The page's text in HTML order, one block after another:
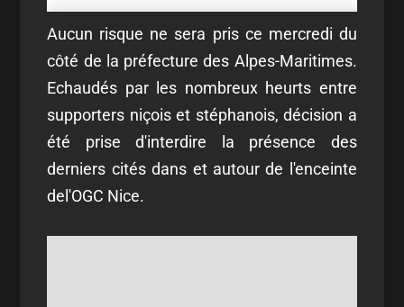
Aucun risque ne sera pris ce mercredi du
côté de la préfecture des Alpes-Maritimes.
Echaudés par les nombreux heurts entre
supporters niçois et stéphanois, décision a
été prise d'interdire la présence des
derniers cités dans et autour de l'enceinte
del'OGC Nice.